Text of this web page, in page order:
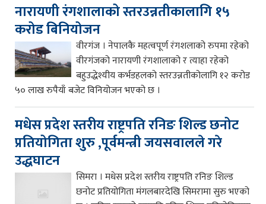
नारायणी रंगशालाको स्तरउन्नतीकालागि १५
करोड बिनियोजन
वीरगंज । नेपालकै महत्वपूर्ण रंगशलाको रुपमा रहेको
वीरगंजको नारायणी रंगशालाको र त्याहा रहेको
बहुउद्धेश्यीय कर्भडहलको स्तरउन्नतीकोलागि १२ करोड
५० लाख रुपैयाँ बजेट विनियोजन भएको छ ।
मधेस प्रदेश स्तरीय राष्ट्रपति रनिङ शिल्ड छनोट
प्रतियोगिता शुरु ,पूर्वमन्त्री जयसवालले गरे
उद्धघाटन
सिमरा । मधेस प्रदेश स्तरीय राष्ट्रपति रनिङ शिल्ड
छनोट प्रतियोगिता मंगलबारदेखि सिमरामा सुरु भएको